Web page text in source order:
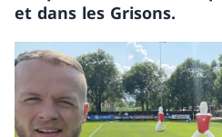
et dans les Grisons.